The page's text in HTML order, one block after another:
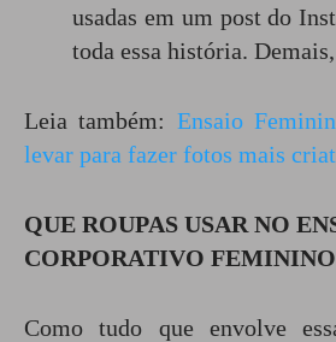
usadas em um post do
toda essa história.
Leia também: Ensaio
levar para fazer fotos mais
QUE ROUPAS USAR NO
CORPORATIVO
Como tudo que envolve